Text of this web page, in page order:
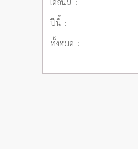
ปีนี้ :
ทั้งหมด :